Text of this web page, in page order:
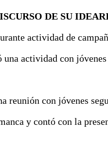
DE SU
actividad de
una actividad con
reunión con jóvenes
y contó con la